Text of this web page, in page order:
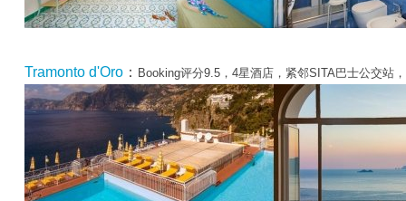
Tramonto d'Oro ： Booking评分9.5，4星酒店，紧邻SITA巴士公交站